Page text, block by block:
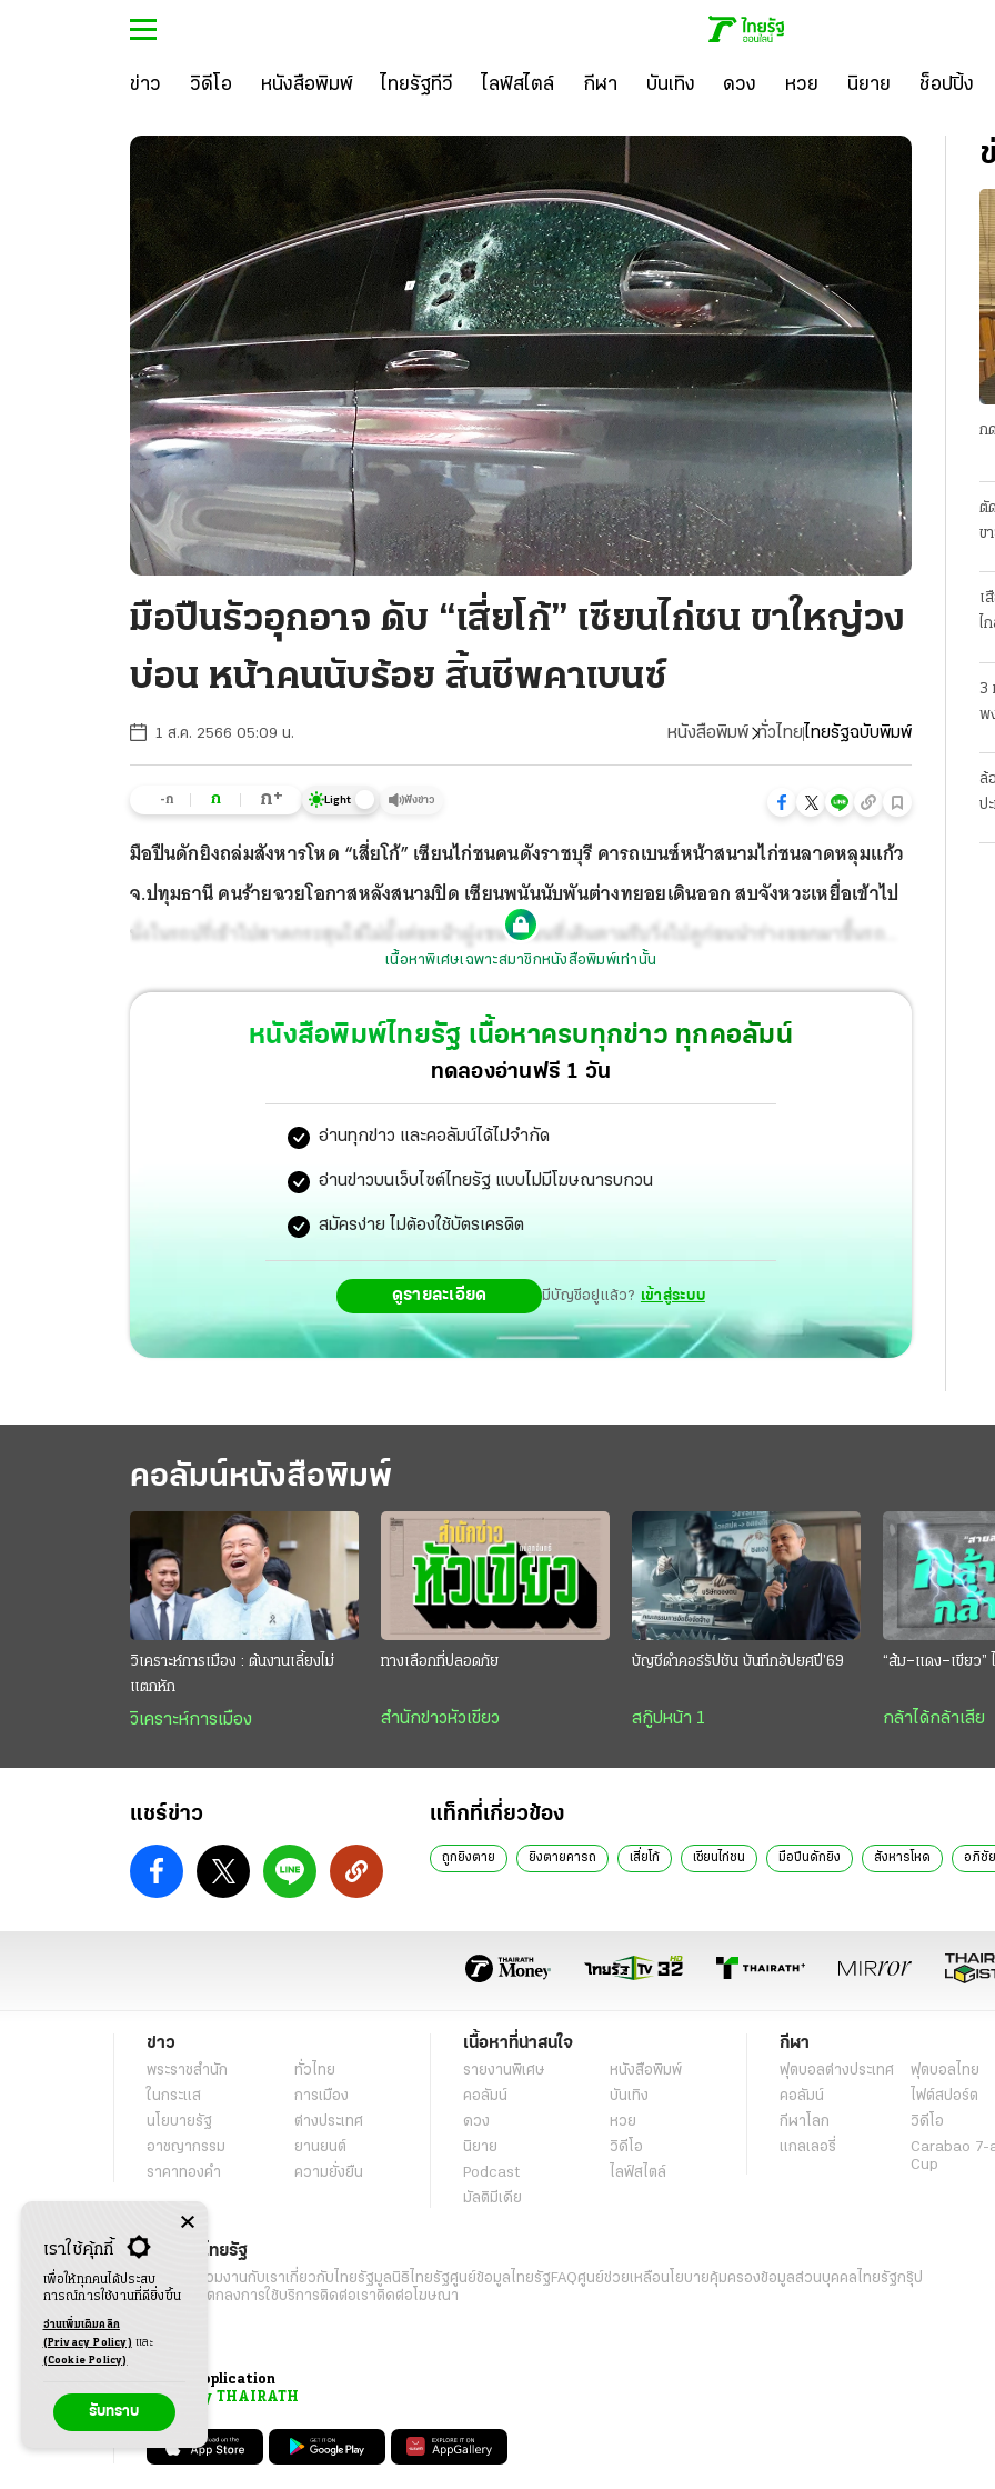
ข่าว วิดีโอ หนังสือพิมพ์ ไทยรัฐทีวี ไลฟ์สไตล์ กีฬา บันเทิง ดวง หวย นิยาย ช็อปปิ้ง
มือปืนรัวอุกอาจ ดับ “เสี่ยโก้” เซียนไก่ชน ขาใหญ่วง
บ่อน หน้าคนนับร้อย สิ้นชีพคาเบนซ์
1 ส.ค. 2566 05:09 น. หนังสือพิมพ์ ทั่วไทยไทยรัฐฉบับพิมพ์
-ก ก ก+ Light ฟังข่าว
มือปืนดักยิงถล่มสังหารโหด “เสี่ยโก้” เซียนไก่ชนคนดังราชบุรี คารถเบนซ์หน้าสนามไก่ชนลาดหลุมแก้ว
จ.ปทุมธานี คนร้ายฉวยโอกาสหลังสนามปิด เซียนพนันนับพันต่างทยอยเดินออก สบจังหวะเหยื่อเข้าไป
นั่งในรถปรี่เข้าไปสาดกระสุนใส่ไม่ยั้งต่อหน้าฝูงชน เพื่อนที่เดินตามรีบวิ่งไปดูก่อนนำร่างออกมาขึ้นรถ
กระบะพาส่งโรงพยาบาล แต่แพทย์ยื้อชีวิตไว้ไม่ได้ สอบพบผู้ตายทำฟาร์มวัวและเลี้ยงไก่ชน มีชื่อเสียง
เป็นที่รู้จักในวงการคนหนึ่ง
เนื้อหาพิเศษเฉพาะสมาชิกหนังสือพิมพ์เท่านั้น
หนังสือพิมพ์ไทยรัฐ เนื้อหาครบทุกข่าว ทุกคอลัมน์
ทดลองอ่านฟรี 1 วัน
อ่านทุกข่าว และคอลัมน์ได้ไม่จำกัด
อ่านข่าวบนเว็บไซต์ไทยรัฐ แบบไม่มีโฆษณารบกวน
สมัครง่าย ไม่ต้องใช้บัตรเครดิต
ดูรายละเอียด มีบัญชีอยู่แล้ว? เข้าสู่ระบบ
ก
ตั
ข
เ
ไ
3
พ
ล้
ป
คอลัมน์หนังสือพิมพ์
วิเคราะห์การเมือง : ต้นงานเลี้ยงไม่
แตกหัก
วิเคราะห์การเมือง
ทางเลือกที่ปลอดภัย
สำนักข่าวหัวเขียว
บัญชีดำคอร์รัปชัน บันทึกอัปยศปี’69
สกู๊ปหน้า 1
“ส้ม–แดง–เขียว”
กล้าได้กล้าเสีย
แชร์ข่าว แท็กที่เกี่ยวข้อง
ถูกยิงตาย ยิงตายคารถ เสี่ยโก้ เซียนไก่ชน มือปืนดักยิง สังหารโหด อภิชั
ข่าว
พระราชสำนัก
ทั่วไทย
ในกระแส
การเมือง
นโยบายรัฐ
ต่างประเทศ
อาชญากรรม
ยานยนต์
ราคาทองคำ
ความยั่งยืน
เนื้อหาที่น่าสนใจ
รายงานพิเศษ
หนังสือพิมพ์
คอลัมน์
บันเทิง
ดวง
หวย
นิยาย
วิดีโอ
Podcast
ไลฟ์สไตล์
มัลติมีเดีย
กีฬา
ฟุตบอลต่่างประเทศ
ฟุตบอลไทย
คอลัมน์
ไฟต์สปอร์ต
กีฬาโลก
วิดีโอ
แกลเลอรี่
Carabao 7-
Cup
เกี่ยวกับไทยรัฐ
กิจกรรม ร่วมงานกับเราเกี่ยวกับไทยรัฐมูลนิธิไทยรัฐศูนย์ข้อมูลไทยรัฐFAQศูนย์ช่วยเหลือนโยบายคุ้มครองข้อมูลส่วนบุคคลไทยรัฐกรุ๊ป
เงื่อนไขข้อตกลงการใช้บริการติดต่อเราติดต่อโฆษณา
Application
My THAIRATH
เราใช้คุ้กกี้
เพื่อให้ทุกคนได้ประสบ
การณ์การใช้งานที่ดียิ่งขึ้น
อ่านเพิ่มเติมคลิก
(Privacy Policy) และ
(Cookie Policy)
รับทราบ